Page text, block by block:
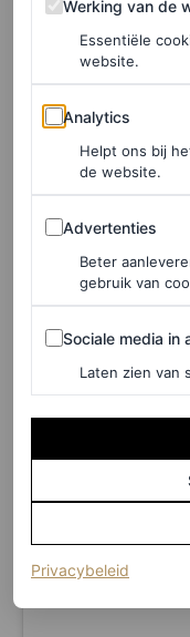
Even later was daar
zangeres
badkuip te zien is:
iconische videoclips
het nummerThe Life
Taylor
CANCELLED!
Werking van de
Essentiële
website.
Analytics
Analytics
Helpt ons bij
de website.
Advertenties
Advertenties
Beter
gebruik van
Sociale media in
Sociale media in
Laten zien van
Privacybeleid